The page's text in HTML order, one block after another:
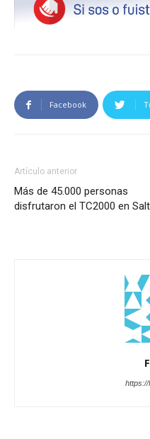
Facebook
Artículo anterior
Más de 45.000 personas
disfrutaron el TC2000 en